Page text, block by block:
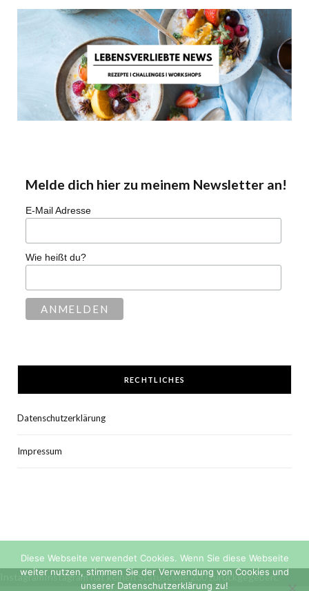
Melde dich hier zu meinem Newsletter an!
E-Mail Adresse
Wie heißt du?
RECHTLICHES
Datenschutzerklärung
Impressum
InstagramInstagram hat keinen Statuscode 200 zurückgegeben.
Diese Webseite verwendet Cookies. Wenn Sie diese Webseite
weiter nutzen, stimmen Sie der Verwendung von Cookies und
unserer Datenschutzerklärung zu!